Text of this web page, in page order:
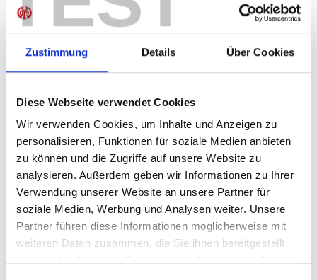
Zustimmung Details Über Cookies
Diese Webseite verwendet Cookies
Wir verwenden Cookies, um Inhalte und Anzeigen zu
personalisieren, Funktionen für soziale Medien anbieten
zu können und die Zugriffe auf unsere Website zu
analysieren. Außerdem geben wir Informationen zu Ihrer
Verwendung unserer Website an unsere Partner für
soziale Medien, Werbung und Analysen weiter. Unsere
Partner führen diese Informationen möglicherweise mit
weiteren Daten zusammen, die Sie ihnen bereitgestellt
Sofort verfügbar, Lieferzeit: 5-7 Tage
Produktdetails
ÄHNLICHE PRODUKTE